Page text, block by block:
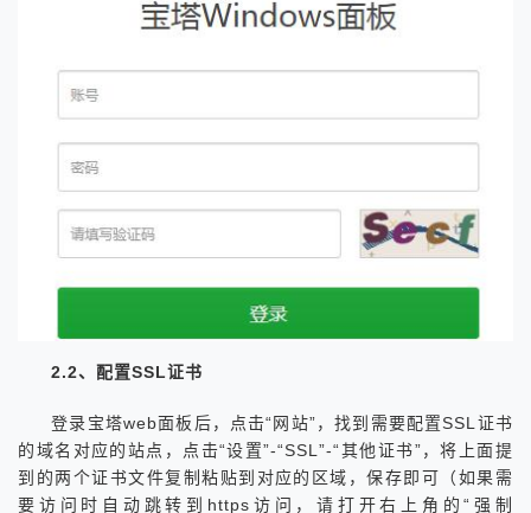
2.2、配置SSL证书
登录宝塔web面板后，点击“网站”，找到需要配置SSL证书
的域名对应的站点，点击“设置”-“SSL”-“其他证书”，将上面提
到的两个证书文件复制粘贴到对应的区域，保存即可（如果需
要访问时自动跳转到https访问，请打开右上角的“强制